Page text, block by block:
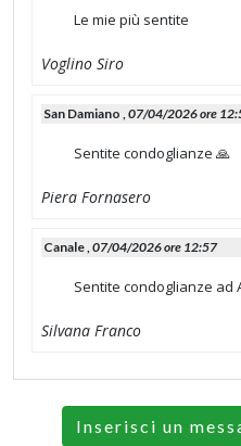
Le mie più sentite
Voglino Siro
San Damiano ,07/04/2026 ore
Sentite condoglianze 🙏
Piera Fornasero
Canale ,07/04/2026 ore 12:57
Sentite condoglianze ad
Silvana Franco
Inserisci un